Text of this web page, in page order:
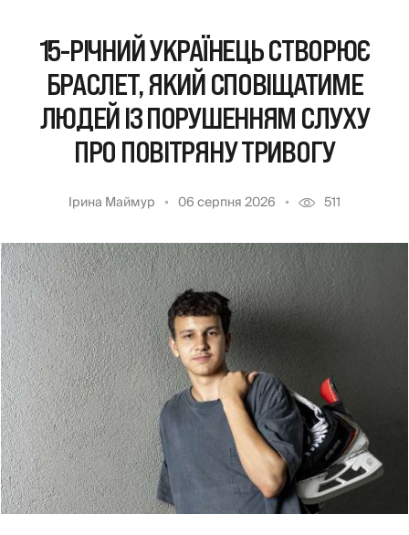
15-РІЧНИЙ УКРАЇНЕЦЬ СТВОРЮЄ
БРАСЛЕТ, ЯКИЙ СПОВІЩАТИМЕ
ЛЮДЕЙ ІЗ ПОРУШЕННЯМ СЛУХУ
ПРО ПОВІТРЯНУ ТРИВОГУ
Ірина Маймур 06 серпня 2026 511